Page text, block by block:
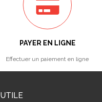
PAYER EN LIGNE
Effectuer un paiement en ligne
UTILE